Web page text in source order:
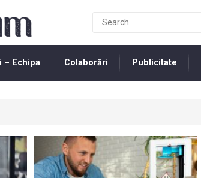
– Echipa Colaborări Publicitate